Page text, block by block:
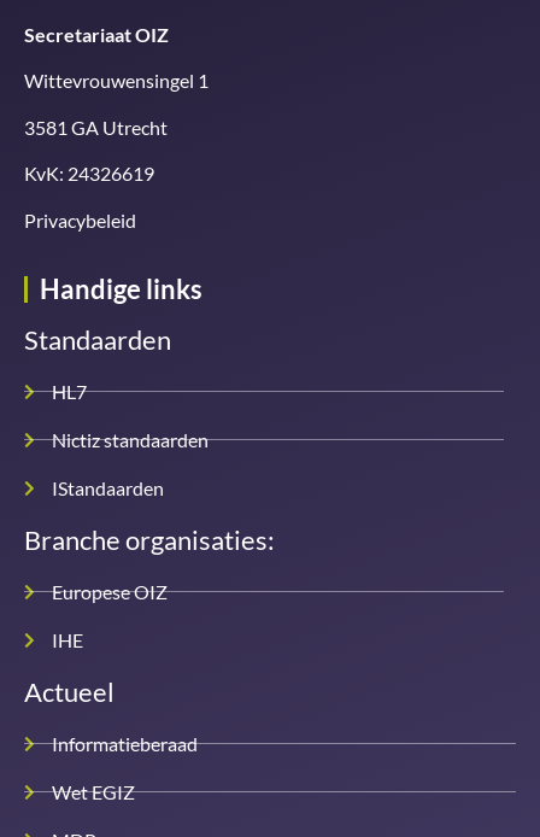
Secretariaat OIZ
Wittevrouwensingel 1
3581 GA Utrecht
KvK: 24326619
Privacybeleid
Handige links
Standaarden
HL7
Nictiz standaarden
IStandaarden
Branche organisaties:
Europese OIZ
IHE
Actueel
Informatieberaad
Wet EGIZ